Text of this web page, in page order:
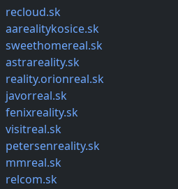
recloud.sk
aarealitykosice.sk
sweethomereal.sk
astrareality.sk
reality.orionreal.sk
javorreal.sk
fenixreality.sk
visitreal.sk
petersenreality.sk
mmreal.sk
relcom.sk